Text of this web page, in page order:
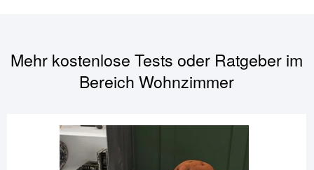
Mehr kostenlose Tests oder Ratgeber im
BereichWohnzimmer